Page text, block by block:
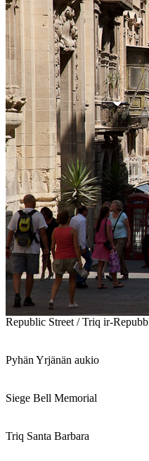
Republic Street / Triq ir-
Pyhän Yrjänän aukio
Siege Bell Memorial
Triq Santa Barbara